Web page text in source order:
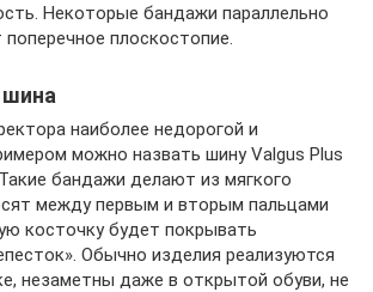
Некоторые бандажи параллельно
плоскостопие.
шина
наиболее недорогой и
можно назвать шину Valgus Plus
бандажи делают из мягкого
между первым и вторым пальцами
косточку будет покрывать
Обычно изделия реализуются
незаметны даже в открытой обуви, не